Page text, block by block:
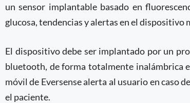
un sensor implantable basado en
glucosa, tendencias y alertas en el dispositivo
El dispositivo debe ser implantado por un
bluetooth, de forma totalmente inalámbrica
móvil de Eversense alerta al usuario en caso
el paciente.